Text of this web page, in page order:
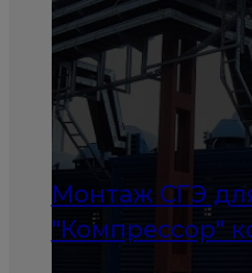
Монтаж СГЭ
"Компрессор"